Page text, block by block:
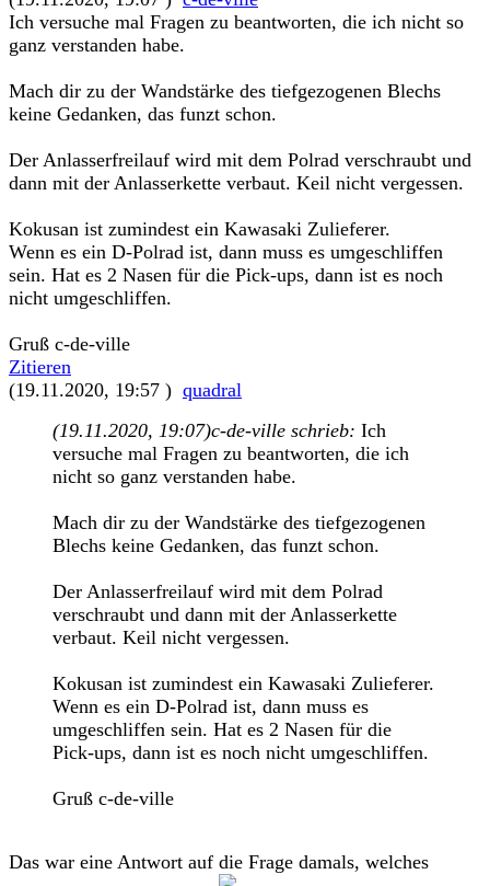
Ich versuche mal Fragen zu beantworten, die ich nicht so
ganz verstanden habe.
Mach dir zu der Wandstärke des tiefgezogenen Blechs
keine Gedanken, das funzt schon.
Der Anlasserfreilauf wird mit dem Polrad verschraubt und
dann mit der Anlasserkette verbaut. Keil nicht vergessen.
Kokusan ist zumindest ein Kawasaki Zulieferer.
Wenn es ein D-Polrad ist, dann muss es umgeschliffen
sein. Hat es 2 Nasen für die Pick-ups, dann ist es noch
nicht umgeschliffen.
Gruß c-de-ville
Zitieren
(19.11.2020, 19:57 ) quadral
(19.11.2020, 19:07)c-de-ville schrieb: Ich
versuche mal Fragen zu beantworten, die ich
nicht so ganz verstanden habe.
Mach dir zu der Wandstärke des tiefgezogenen
Blechs keine Gedanken, das funzt schon.
Der Anlasserfreilauf wird mit dem Polrad
verschraubt und dann mit der Anlasserkette
verbaut. Keil nicht vergessen.
Kokusan ist zumindest ein Kawasaki Zulieferer.
Wenn es ein D-Polrad ist, dann muss es
umgeschliffen sein. Hat es 2 Nasen für die
Pick-ups, dann ist es noch nicht umgeschliffen.
Gruß c-de-ville
Das war eine Antwort auf die Frage damals, welches